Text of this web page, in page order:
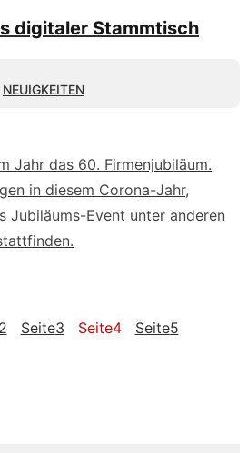
digitaler Stammtisch
NEUIGKEITEN
Jahr das 60. Firmenjubiläum.
in diesem Corona-Jahr,
Jubiläums-Event unter anderen
Seite3 Seite4 Seite5